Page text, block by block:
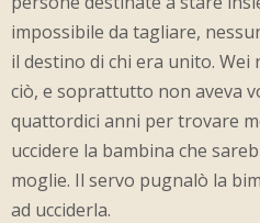
impossibile da tagliare,
il destino di chi era unito.
ciò, e soprattutto non aveva
quattordici anni per trovare
uccidere la bambina che
moglie. Il servo pugnalò la
ad ucciderla.